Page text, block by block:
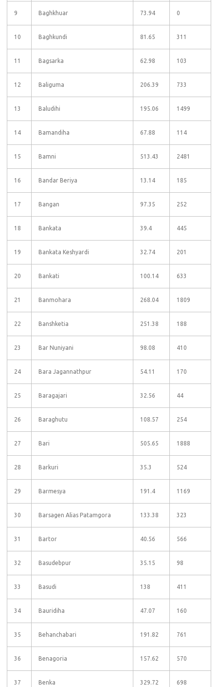
9 Baghkhuar 73.94 0
10 Baghkundi 81.65 311
11 Bagsarka 62.98 103
12 Baliguma 206.39 733
13 Baludihi 195.06 1499
14 Bamandiha 67.88 114
15 Bamni 513.43 2481
16 Bandar Beriya 13.14 185
17 Bangan 97.35 252
18 Bankata 39.4 445
19 Bankata Keshyardi 32.74 201
20 Bankati 100.14 633
21 Banmohara 268.04 1809
22 Banshketia 251.38 188
23 Bar Nuniyani 98.08 410
24 Bara Jagannathpur 54.11 170
25 Baragajari 32.56 44
26 Baraghutu 108.57 254
27 Bari 505.65 1888
28 Barkuri 35.3 524
29 Barmesya 191.4 1169
30 Barsagen Alias Patamgora 133.38 323
31 Bartor 40.56 566
32 Basudebpur 35.15 98
33 Basudi 138 411
34 Bauridiha 47.07 160
35 Behanchabari 191.82 761
36 Benagoria 157.62 570
37 Benka 329.72 698